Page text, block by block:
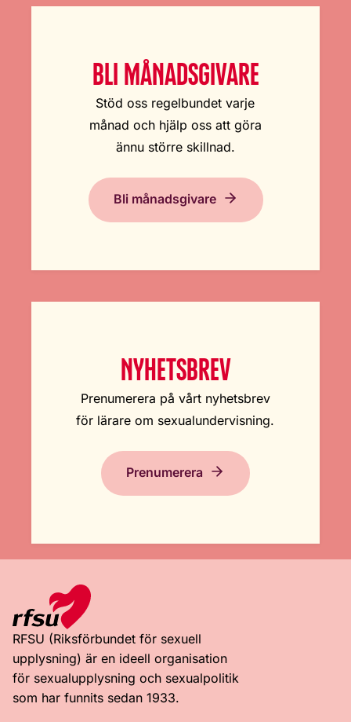
BLI MÅNADSGIVARE
Stöd oss regelbundet varje
månad och hjälp oss att göra
ännu större skillnad.
Bli månadsgivare
NYHETSBREV
Prenumerera på vårt nyhetsbrev
för lärare om sexualundervisning.
Prenumerera
RFSU (Riksförbundet för sexuell
upplysning) är en ideell organisation
för sexualupplysning och sexualpolitik
som har funnits sedan 1933.